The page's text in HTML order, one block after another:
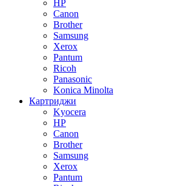
HP
Canon
Brother
Samsung
Xerox
Pantum
Ricoh
Panasonic
Konica Minolta
Картриджи
Kyocera
HP
Canon
Brother
Samsung
Xerox
Pantum